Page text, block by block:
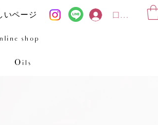
いページ
shop
Oils
ログイン